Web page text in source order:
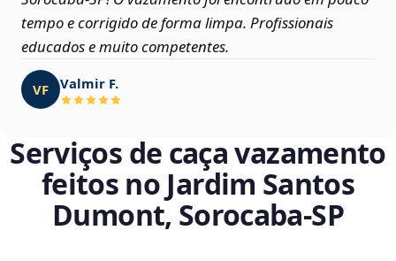
tempo e corrigido de forma limpa. Profissionais
educados e muito competentes.
VF Valmir F.
Serviços de caça vazamento
feitos no Jardim Santos
Dumont, Sorocaba‑SP